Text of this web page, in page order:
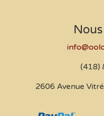
(418)
2606 Avenue